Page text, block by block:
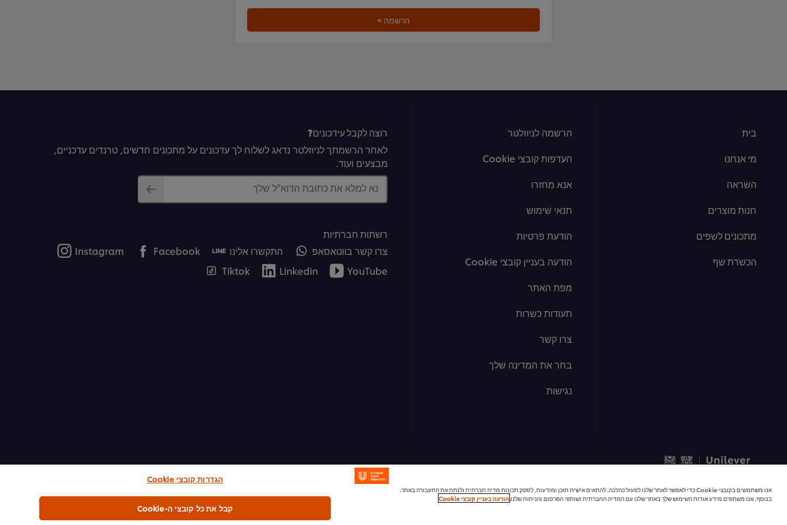
הרשמה >
בית
מי אנחנו
השראה
חנות מוצרים
מתכונים לשפים
הכשרת שף
הרשמה לניוזלטר
העדפות קובצי Cookie
אנא מחזרו
תנאי שימוש
הודעת פרטיות
הודעה בעניין קובצי Cookie
מפת האתר
תעודות כשרות
צרו קשר
בחר את המדינה שלך
נגישות
רוצה לקבל עידכונים?
לאחר הרשמתך לניוזלטר נדאג לשלוח לך עדכונים על מתכונים חדשים, טרנדים עדכניים,
מבצעים ועוד.
נא למלא את כתובת הדוא"ל שלך
רשתות חברתיות
צרו קשר בווטאסאפ
התקשרו אלינו Facebook
Instagram
YouTube
Linkedin
Tiktok
אנו משתמשים בקובצי Cookie כדי לאפשר לאתר שלנו לפעול כהלכה, להתאים אישית תוכן ומודעות, לספק תכונות מדיה חברתית ולנתח את התעבורה באתר.
בנוסף, אנו משתפים מידע אודות השימוש שלך באתר שלנו עם המדיה החברתית ושותפי הפרסום והניתוח שלנו.הודעה בעניין קובצי Cookie
הגדרות קובצי Cookie
קבל את כל קובצי ה-Cookie